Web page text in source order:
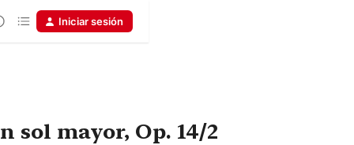
Iniciar sesión
sol mayor, Op. 14/2